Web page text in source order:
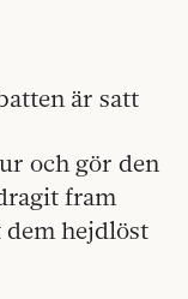
är satt
och gör den
fram
hejdlöst